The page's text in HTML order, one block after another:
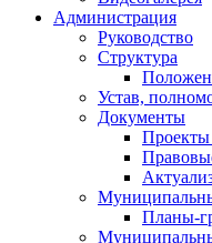
Администрация
Руководство
Структура
Устав,
Документы
Планы-